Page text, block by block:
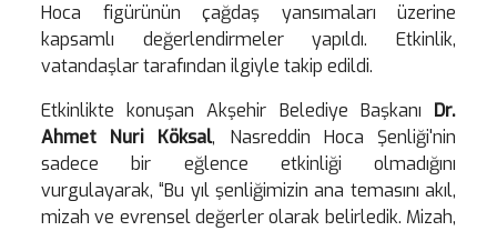
Hoca figürünün çağdaş yansımaları üzerine
kapsamlı değerlendirmeler yapıldı. Etkinlik,
vatandaşlar tarafından ilgiyle takip edildi.
Etkinlikte konuşan Akşehir Belediye Başkanı Dr.
Ahmet Nuri Köksal, Nasreddin Hoca Şenliği'nin
sadece bir eğlence etkinliği olmadığını
vurgulayarak, “Bu yıl şenliğimizin ana temasını akıl,
mizah ve evrensel değerler olarak belirledik. Mizah,